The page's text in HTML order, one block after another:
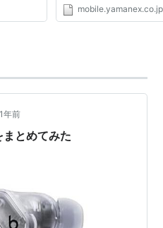
mobile.yamanex.co.jp
1年前
とめてみた